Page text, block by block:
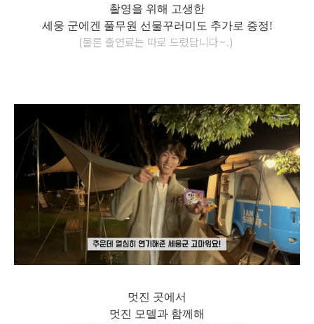
촬영을 위해 고생한
세웅 군에겐 풀무원 선물꾸러미도 추가로 증정!
(물론 출연료는 따로 드렸답니다~.)
멋진 곳에서
멋진 모델과 함께해